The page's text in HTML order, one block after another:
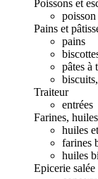
Poissons et
Pains et
pains
pâtes à
Traiteur
entrées
Farines,
huiles
farines
huiles
Epicerie salée